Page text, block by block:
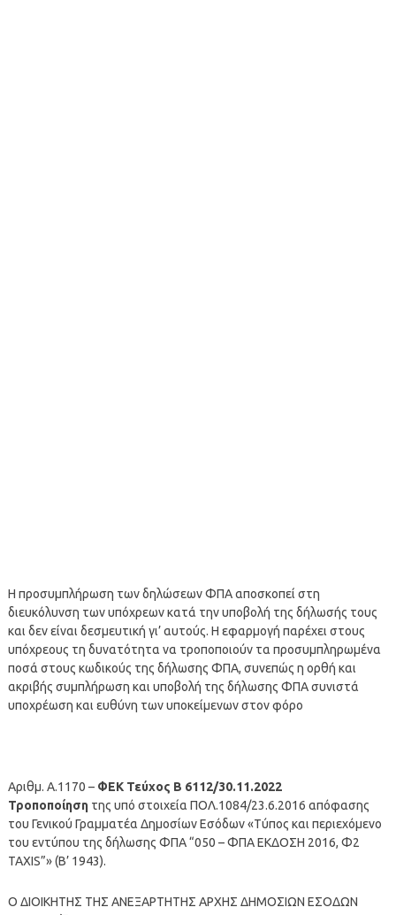
Η προσυμπλήρωση των δηλώσεων ΦΠΑ αποσκοπεί στη
διευκόλυνση των υπόχρεων κατά την υποβολή της δήλωσής τους
και δεν είναι δεσμευτική γι’ αυτούς. Η εφαρμογή παρέχει στους
υπόχρεους τη δυνατότητα να τροποποιούν τα προσυμπληρωμένα
ποσά στους κωδικούς της δήλωσης ΦΠΑ, συνεπώς η ορθή και
ακριβής συμπλήρωση και υποβολή της δήλωσης ΦΠΑ συνιστά
υποχρέωση και ευθύνη των υποκείμενων στον φόρο
Αριθμ. Α.1170 – ΦΕΚ Τεύχος Β 6112/30.11.2022
Τροποποίησητης υπό στοιχεία ΠΟΛ.1084/23.6.2016 απόφασης
του Γενικού Γραμματέα Δημοσίων Εσόδων «Τύπος και περιεχόμενο
του εντύπου της δήλωσης ΦΠΑ “050 – ΦΠΑ ΕΚΔΟΣΗ 2016, Φ2
TAXIS”» (Β’ 1943).
Ο ΔΙΟΙΚΗΤΗΣ ΤΗΣ ΑΝΕΞΑΡΤΗΤΗΣ ΑΡΧΗΣ ΔΗΜΟΣΙΩΝ ΕΣΟΔΩΝ